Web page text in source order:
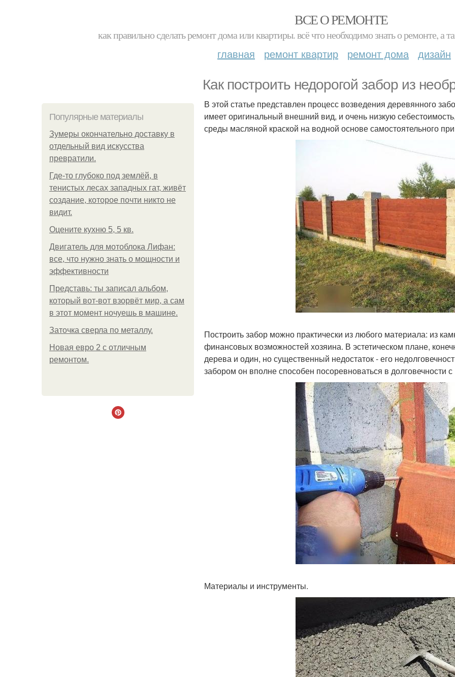
ВСЕ О РЕМОНТЕ
как правильно сделать ремонт дома или квартиры. всё что необходимо знать о ремонте,
главная ремонт квартир ремонт дома дизайн
Как построить недорогой забор из
Популярные материалы
Зумеры окончательно доставку в
отдельный вид искусства
превратили.
Где-то глубоко под землёй, в
тенистых лесах западных гат, живёт
создание, которое почти никто не
видит.
Оцените кухню 5, 5 кв.
Двигатель для мотоблока Лифан:
все, что нужно знать о мощности и
эффективности
Представь: ты записал альбом,
который вот-вот взорвёт мир, а сам
в этот момент ночуешь в машине.
Заточка сверла по металлу.
Новая евро 2 с отличным
ремонтом.
В этой статье представлен процесс возведения деревянного
имеет оригинальный внешний вид, и очень низкую
среды масляной краской на водной основе самостоятельного
Построить забор можно практически из любого материала: из
финансовых возможностей хозяина. В эстетическом плане,
дерева и один, но существенный недостаток - его
забором он вполне способен посоревноваться в долговечности
Материалы и инструменты.